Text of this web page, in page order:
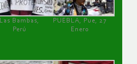
Las Bambas,
Perú
PUEBLA, Pue, 27
Enero